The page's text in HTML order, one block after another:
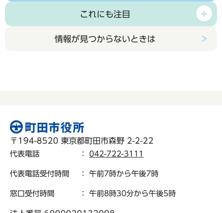
これにも注目
情報が見つからないときは
〒194-8520 東京都町田市森野 2-2-22
代表電話 ： 042-722-3111
代表電話受付時間 ： 午前7時から午後7時
窓口受付時間 ： 午前8時30分から午後5時